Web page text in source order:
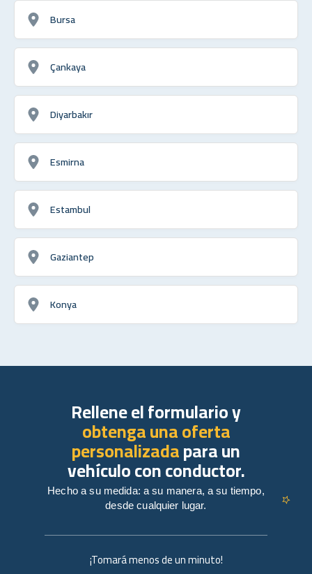
Bursa
Çankaya
Diyarbakır
Esmirna
Estambul
Gaziantep
Konya
¡Tomará menos de un minuto!
Rellene el formulario y
obtenga una oferta
personalizadapara un
vehículo con conductor.
Hecho a su medida: a su manera, a su tiempo,
desde cualquier lugar.